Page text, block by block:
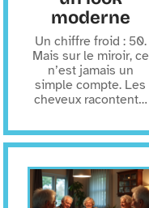
moderne
Un chiffre froid : 50.
Mais sur le miroir, ce
n’est jamais un
simple compte. Les
cheveux racontent…